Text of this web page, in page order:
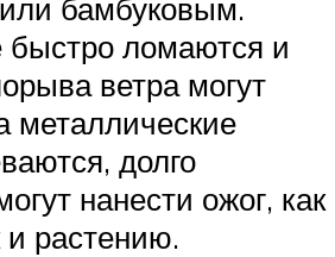
бамбуковым.
быстро ломаются и
ветра могут
металлические
долго
нанести ожог, как
и растению.